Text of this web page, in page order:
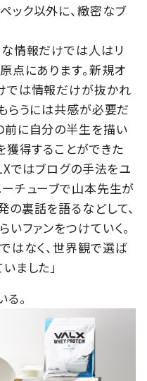
ック以外に、緻密なブ
情報だけでは人はリ
点にあります。新規オ
では情報だけが抜かれ
らうには共感が必要だ
前に自分の半生を描い
獲得することができた
ではブログの手法をユ
ーチューブで山本先生が
裏話を語るなどして、
ファンをつけていく。
はなく、世界観で選ば
ました」
。